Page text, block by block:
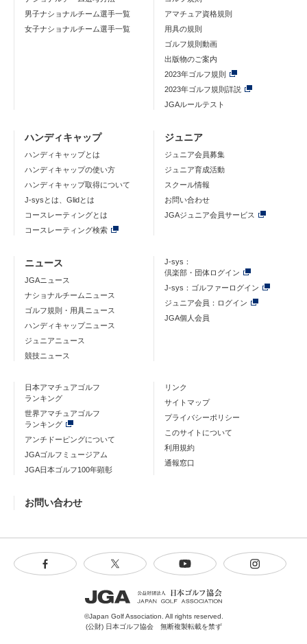
男子ナショナルチーム選手一覧
女子ナショナルチーム選手一覧
アマチュア資格規則
用具の規則
ゴルフ規則動画
出版物のご案内
2023年ゴルフ規則
2023年ゴルフ規則詳説
JGAルールテスト
ハンディキャップ
ハンディキャップとは
ハンディキャップの使い方
ハンディキャップ取得について
J-sysとは、Glidとは
コースレーティングとは
コースレーティング検索
ジュニア
ジュニア会員募集
ジュニア育成活動
スクール情報
お問い合わせ
JGAジュニア会員サービス
ニュース
JGAニュース
ナショナルチームニュース
ゴルフ規則・用具ニュース
ハンディキャップニュース
ジュニアニュース
競技ニュース
J-sys：
倶楽部・団体ログイン
J-sys：ゴルファーログイン
ジュニア会員：ログイン
JGA個人会員
日本アマチュアゴルフ
ランキング
世界アマチュアゴルフ
ランキング
アンチドーピングについて
JGAゴルフミュージアム
JGA日本ゴルフ100年顕彰
リンク
サイトマップ
プライバシーポリシー
このサイトについて
利用規約
通報窓口
お問い合わせ
©Japan Golf Association. All rights reserved.
(公財) 日本ゴルフ協会 無断複製転載を禁ず